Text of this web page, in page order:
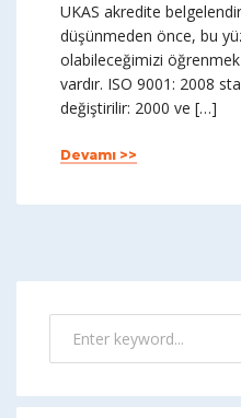
UKAS akredite
düşünmeden önce, bu
olabileceğimizi
vardır. ISO 9001: 2008
değiştirilir: 2000 ve […]
Devamı >>